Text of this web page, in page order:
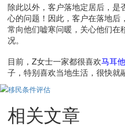
除此以外，客户落地定居后，是
心的问题！因此，客户在落地后
常向他们嘘寒问暖，关心他们在
况。
目前，Z女士一家都很喜欢马耳他
子，特别喜欢当地生活，很快就
相关文章